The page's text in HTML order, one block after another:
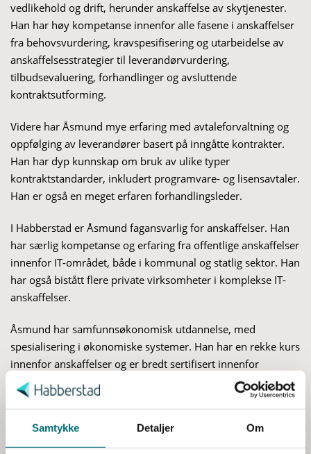
Samtykke Detaljer Om
S
m
y
vedlikehold og drift, herunder anskaffelse av skytjenester.
Han har høy kompetanse innenfor alle fasene i anskaffelser
fra behovsvurdering, kravspesifisering og utarbeidelse av
anskaffelsesstrategier til leverandørvurdering,
tilbudsevaluering, forhandlinger og avsluttende
kontraktsutforming.
Videre har Åsmund mye erfaring med avtaleforvaltning og
oppfølging av leverandører basert på inngåtte kontrakter.
Han har dyp kunnskap om bruk av ulike typer
kontraktstandarder, inkludert programvare- og lisensavtaler.
Han er også en meget erfaren forhandlingsleder.
I Habberstad er Åsmund fagansvarlig for anskaffelser. Han
har særlig kompetanse og erfaring fra offentlige anskaffelser
innenfor IT-området, både i kommunal og statlig sektor. Han
har også bistått flere private virksomheter i komplekse IT-
anskaffelser.
Åsmund har samfunnsøkonomisk utdannelse, med
spesialisering i økonomiske systemer. Han har en rekke kurs
innenfor anskaffelser og er bredt sertifisert innenfor
teknologi-, prosjekt- og endringsledelse.